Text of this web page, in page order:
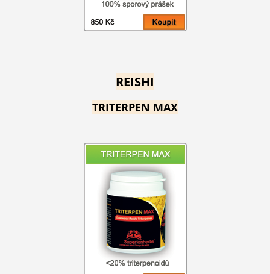
REISHI
TRITERPEN MAX